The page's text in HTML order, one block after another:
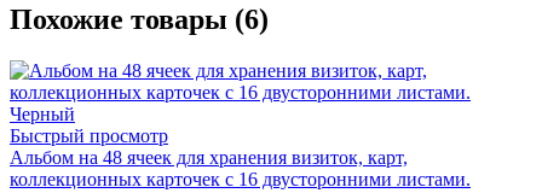
Похожие товары (6)
Быстрый просмотр
Альбом на 48 ячеек для хранения визиток, карт,
коллекционных карточек с 16 двусторонними листами.